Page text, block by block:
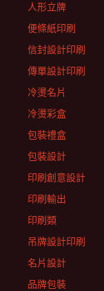
人形立牌
便條紙印刷
信封設計印刷
傳單設計印刷
冷燙名片
冷燙彩盒
包裝禮盒
包裝設計
印刷創意設計
印刷輸出
印刷類
吊牌設計印刷
名片設計
品牌包裝